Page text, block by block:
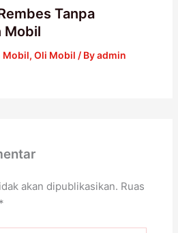
Tanpa
Mobil
Mobil, Oli Mobil / Byadmin
akan dipublikasikan. Ruas
*